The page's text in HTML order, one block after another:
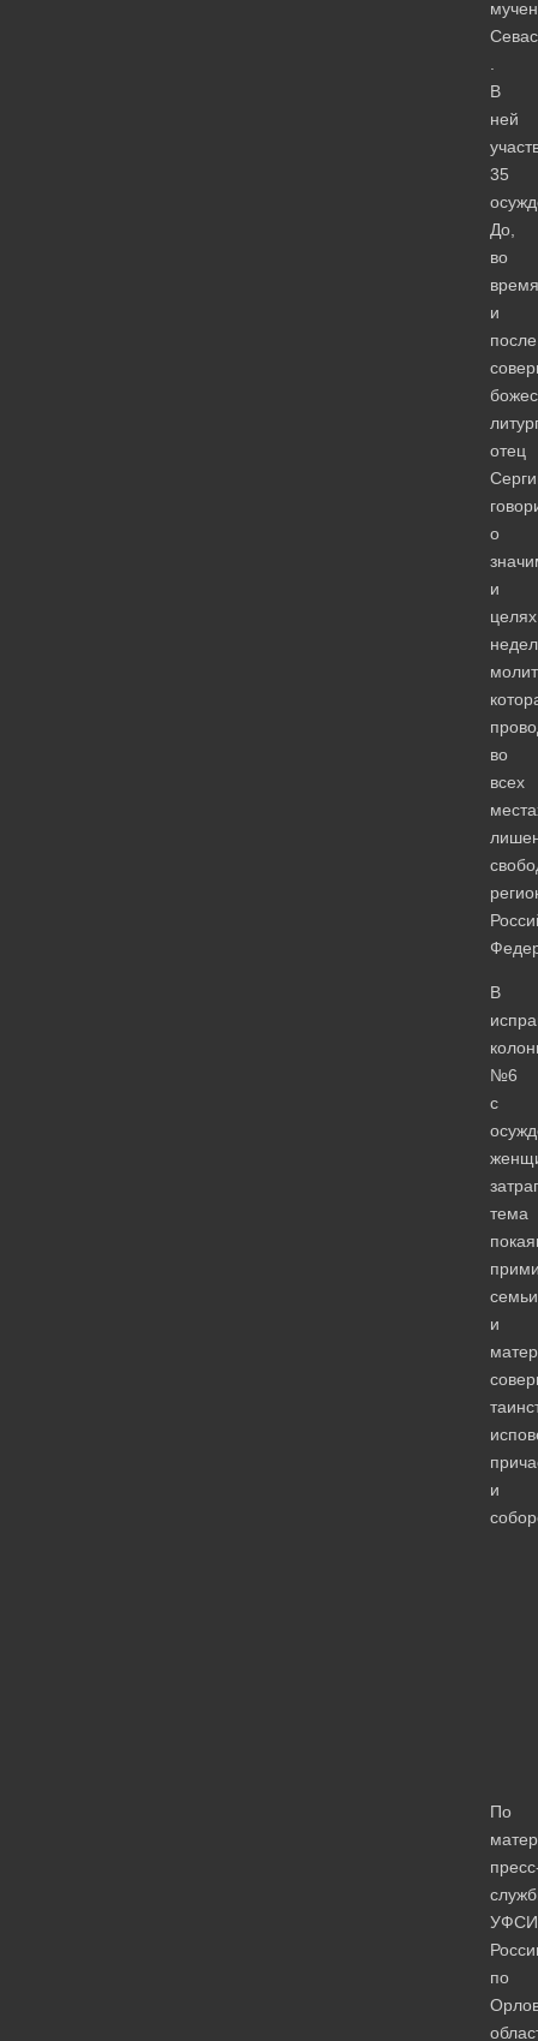
В
ней
35
До,
во
время
и
после
отец
о
и
целях
во
всех
В
№6
с
тема
семьи
и
и
По
по